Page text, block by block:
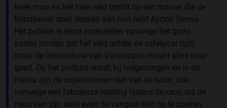
twee man na het hele veld oprolt op een manier die de
Brazilianen doet denken aan hun held Ayrton Senna.
Het publiek is eerst ontevreden vanwege het grote
aantal ronden dat het veld achter de safetycar rijdt,
maar de inhaalshow van Verstappen maakt alles weer
goed. Op het podium wordt hij toegezongen en in de
media zijn de superlatieven niet van de lucht, ook
vanwege een fabuleuze redding tijdens de race, als de
neus van zijn auto even de vangrail lijkt op te zoeken.